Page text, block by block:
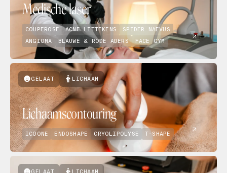
Medische laser
COUPEROSE ACNE LITTEKENS
SPIDER NAEVUS
ANGIOMA
BLAUWE & RODE ADERS FACE GYM
GELAAT LICHAAM
Lichaamscontouring
ICOONE ENDOSHAPE CRYOLIPOLYSE T-SHAPE
GELAAT LICHAAM